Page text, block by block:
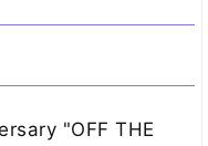
"OFF THE